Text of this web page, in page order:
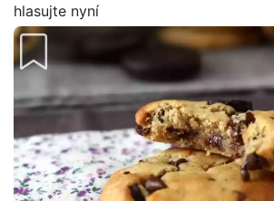
hlasujte nyní
Předchozí